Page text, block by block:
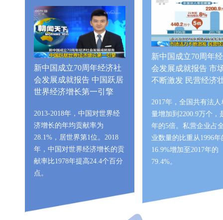
新中国成立70周年经济社
会发展成就报告 中国跃居
世界经济增长第一引擎
2013-2018年，中国对世界经
济增长的年均贡献率为
28.1%，居世界第1位。2018
年，中国对世界经济增长的贡
献率比1978年提高24.4个百分
点。
新中国成立70周年
会发展成就报告 市
不断激发 民营经济
2017年，全国共有法人
量增加到2200.9万个，
年的5倍。私营企业占
业数量的比重从1996年
16.9%增加至2017年的
79.4%。